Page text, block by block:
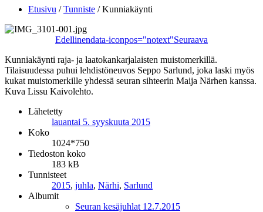
Etusivu /Tunniste /Kunniakäynti
Edellinendata-iconpos="notext"Seuraava
Kunniakäynti raja- ja laatokankarjalaisten muistomerkillä.
Tilaisuudessa puhui lehdistöneuvos Seppo Sarlund, joka laski myös
kukat muistomerkille yhdessä seuran sihteerin Maija Närhen kanssa.
Kuva Lissu Kaivolehto.
Lähetetty
lauantai 5. syyskuuta 2015
Koko
1024*750
Tiedoston koko
183 kB
Tunnisteet
2015, juhla, Närhi, Sarlund
Albumit
Seuran kesäjuhlat 12.7.2015